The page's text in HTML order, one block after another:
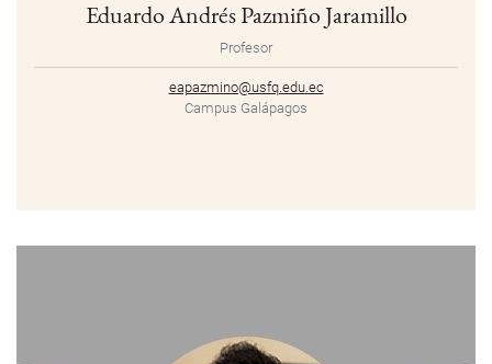
Eduardo Andrés Pazmiño Jaramillo
Profesor
eapazmino@usfq.edu.ec
Campus Galápagos